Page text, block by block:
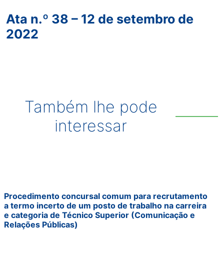
Ata n.º 38 – 12 de setembro de
2022
Também lhe pode
interessar
Procedimento concursal comum para recrutamento
a termo incerto de um posto de trabalho na carreira
e categoria de Técnico Superior (Comunicação e
Relações Públicas)